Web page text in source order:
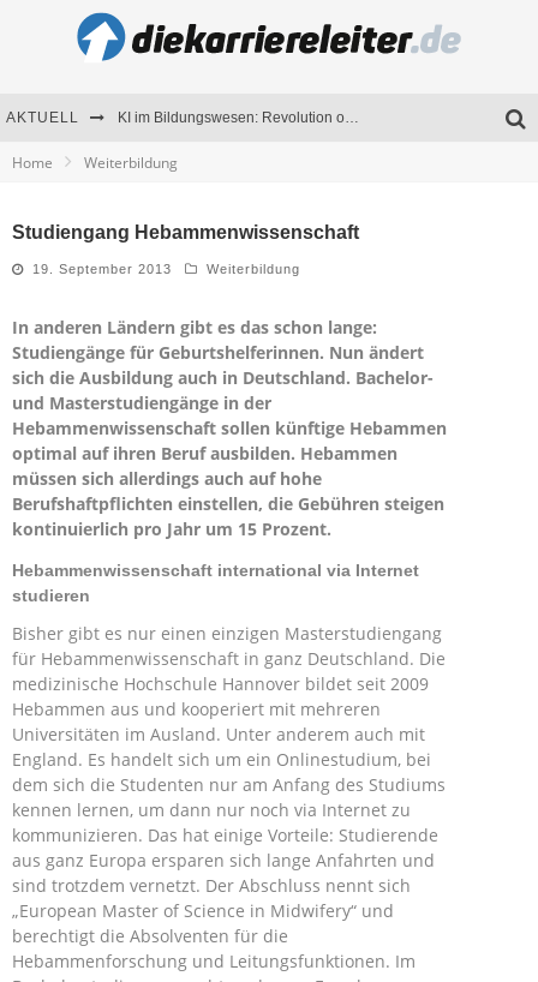
AKTUELL KI im Bildungswesen: Revolution oder Risiko für Schulen und Universitäten?
Home Weiterbildung
Studiengang Hebammenwissenschaft
19. September 2013 Weiterbildung
In anderen Ländern gibt es das schon lange:
Studiengänge für Geburtshelferinnen. Nun ändert
sich die Ausbildung auch in Deutschland. Bachelor-
und Masterstudiengänge in der
Hebammenwissenschaft sollen künftige Hebammen
optimal auf ihren Beruf ausbilden. Hebammen
müssen sich allerdings auch auf hohe
Berufshaftpflichten einstellen, die Gebühren steigen
kontinuierlich pro Jahr um 15 Prozent.
Hebammenwissenschaft international via Internet
studieren
Bisher gibt es nur einen einzigen Masterstudiengang
für Hebammenwissenschaft in ganz Deutschland. Die
medizinische Hochschule Hannover bildet seit 2009
Hebammen aus und kooperiert mit mehreren
Universitäten im Ausland. Unter anderem auch mit
England. Es handelt sich um ein Onlinestudium, bei
dem sich die Studenten nur am Anfang des Studiums
kennen lernen, um dann nur noch via Internet zu
kommunizieren. Das hat einige Vorteile: Studierende
aus ganz Europa ersparen sich lange Anfahrten und
sind trotzdem vernetzt. Der Abschluss nennt sich
„European Master of Science in Midwifery“ und
berechtigt die Absolventen für die
Hebammenforschung und Leitungsfunktionen. Im